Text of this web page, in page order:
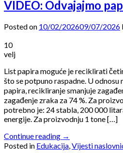
VIDEO: Odvajajmo
Posted on 10/02/202609/07/2026
10
velj
List papira moguće je reciklirati
što se potpuno raspadne. U
papira, recikliranje smanjuje
zagađenje zraka za 74 %. Za
potrebno je: 24 stabla, 200 000
energije. Za proizvodnju 1 tone […]
Continue reading →
Posted in Edukacija,Vijesti